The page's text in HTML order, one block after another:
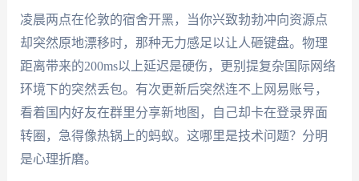
凌晨两点在伦敦的宿舍开黑，当你兴致勃勃冲向资源点
却突然原地漂移时，那种无力感足以让人砸键盘。物理
距离带来的200ms以上延迟是硬伤，更别提复杂国际网络
环境下的突然丢包。有次更新后突然连不上网易账号，
看着国内好友在群里分享新地图，自己却卡在登录界面
转圈，急得像热锅上的蚂蚁。这哪里是技术问题？分明
是心理折磨。